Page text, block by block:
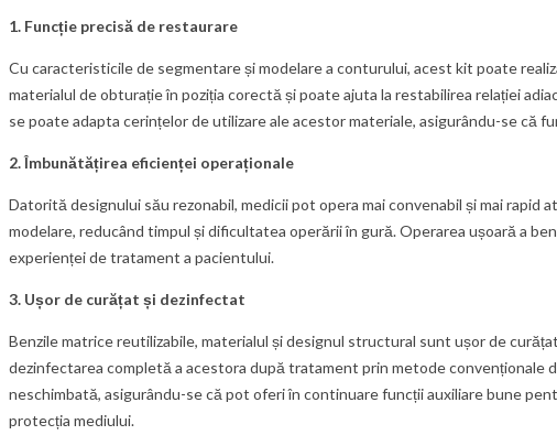
1. Funcție precisă de restaurare
Cu caracteristicile de segmentare și modelare a conturului, acest kit poate
materialul de obturație în poziția corectă și poate ajuta la restabilirea relației
se poate adapta cerințelor de utilizare ale acestor materiale, asigurându-se că
2. Îmbunătățirea eficienței operaționale
Datorită designului său rezonabil, medicii pot opera mai convenabil și mai
modelare, reducând timpul și dificultatea operării în gură. Operarea ușoară a
experienței de tratament a pacientului.
3. Ușor de curățat și dezinfectat
Benzile matrice reutilizabile, materialul și designul structural sunt ușor de
dezinfectarea completă a acestora după tratament prin metode convenționale
neschimbată, asigurându-se că pot oferi în continuare funcții auxiliare bune
protecția mediului.